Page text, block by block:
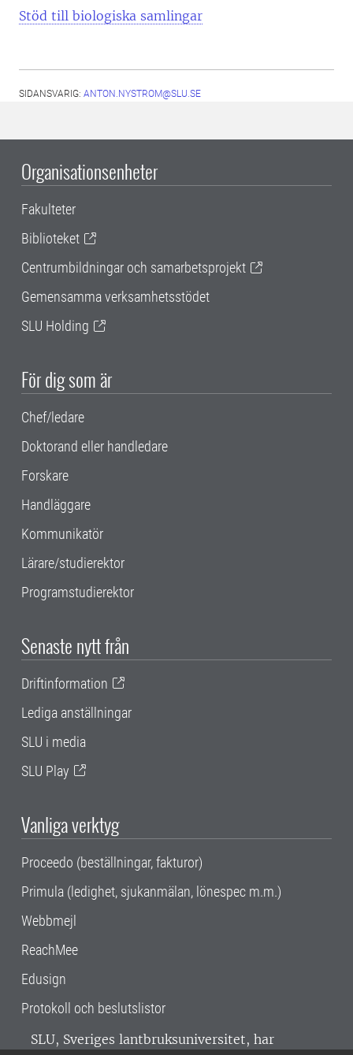
Stöd till biologiska samlingar
SIDANSVARIG: ANTON.NYSTROM@SLU.SE
Organisationsenheter
Fakulteter
Biblioteket
Centrumbildningar och samarbetsprojekt
Gemensamma verksamhetsstödet
SLU Holding
För dig som är
Chef/ledare
Doktorand eller handledare
Forskare
Handläggare
Kommunikatör
Lärare/studierektor
Programstudierektor
Senaste nytt från
Driftinformation
Lediga anställningar
SLU i media
SLU Play
Vanliga verktyg
Proceedo (beställningar, fakturor)
Primula (ledighet, sjukanmälan, lönespec m.m.)
Webbmejl
ReachMee
Edusign
Protokoll och beslutslistor
SLU, Sveriges lantbruksuniversitet, har